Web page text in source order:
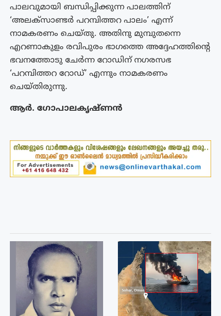
പാലവുമായി ബന്ധിപ്പിക്കുന്ന പാലത്തിന്
‘അലക്സാണ്ടർ പറമ്പിത്തറ പാലം’ എന്ന്
നാമകരണം ചെയ്തു. അതിനു മുമ്പുതന്നെ
എറണാകുളം രവിപുരം ഭാഗത്തെ അദ്ദേഹത്തിന്റെ
ഭവനത്തോടു ചേർന്ന റോഡിന് നഗരസഭ
‘പറമ്പിത്തറ റോഡ്’ എന്നും നാമകരണം
ചെയ്തിരുന്നു.
ആർ. ഗോപാലകൃഷ്ണൻ